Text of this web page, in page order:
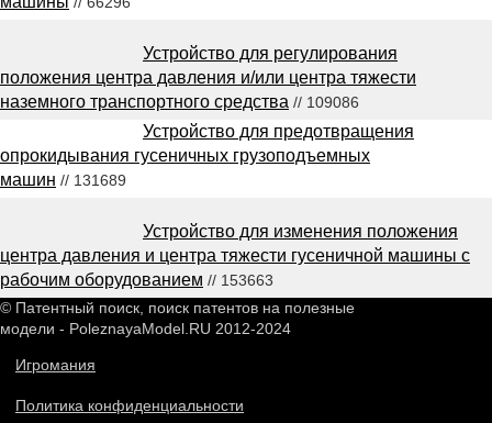
Устройство для регулирования
положения центра давления и/или центра тяжести
наземного транспортного средства // 109086
Устройство для предотвращения
опрокидывания гусеничных грузоподъемных
машин // 131689
Устройство для изменения положения
центра давления и центра тяжести гусеничной машины с
рабочим оборудованием // 153663
© Патентный поиск, поиск патентов на полезные
модели - PoleznayaModel.RU 2012-2024
Игромания
Политика конфиденциальности